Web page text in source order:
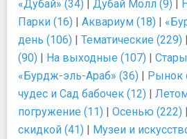
«Дубай» (34) | Дубай Молл (9) |
Парки (16) | Аквариум (18) |
день (106) | Тематические (229) |
(90) | На выходные (107) |
«Бурдж-эль-Араб» (36) | Рынок
чудес и Сад бабочек (12) |
погружение (11) | Осенью (222) |
скидкой (41) | Музеи и